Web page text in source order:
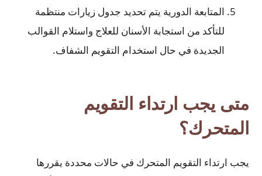
المتابعة الدورية يتم تحديد جدول زيارات منتظمة
للتأكد من استجابة الأسنان للعلاج واستلام القوالب
الجديدة في حال استخدام التقويم الشفاف.
متى يجب ارتداء التقويم
المتحرك؟
يجب ارتداء التقويم المتحرك في حالات محددة يقررها